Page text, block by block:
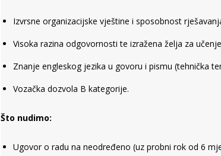
Izvrsne organizacijske vještine i sposobnost
Visoka razina odgovornosti te izražena želja za
Znanje engleskog jezika u govoru i pismu (tehnička
Vozačka dozvola B kategorije.
Što nudimo:
Ugovor o radu na neodređeno (uz probni rok od 6